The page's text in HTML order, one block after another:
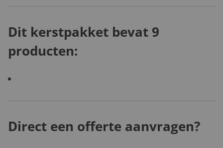
Dit kerstpakket bevat 9
producten:
Direct een offerte aanvragen?